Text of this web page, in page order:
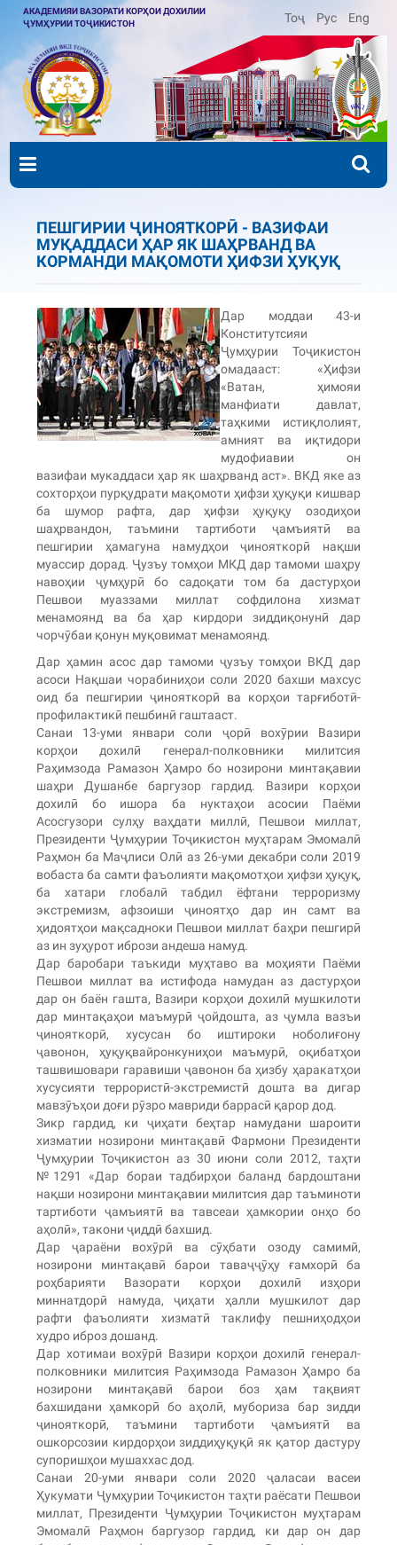
АКАДЕМИЯИ ВАЗОРАТИ КОРҲОИ ДОХИЛИИ
ҶУМҲУРИИ ТОҶИКИСТОН
Тоҷ Рус Eng
ПЕШГИРИИ ҶИНОЯТКОРӢ - ВАЗИФАИ
МУҚАДДАСИ ҲАР ЯК ШАҲРВАНД ВА
КОРМАНДИ МАҚОМОТИ ҲИФЗИ ҲУҚУҚ
Дар моддаи 43-и
Конститутсияи
Ҷумҳурии Тоҷикистон
омадааст: «Ҳифзи
«Ватан, ҳимояи
манфиати давлат,
таҳкими истиқлолият,
амният ва иқтидори
мудофиавии он
вазифаи мукаддаси ҳар як шаҳрванд аст». ВКД яке аз
сохторҳои пурқудрати мақомоти ҳифзи ҳуқуқи кишвар
ба шумор рафта, дар ҳифзи ҳуқуқу озодиҳои
шаҳрвандон, таъмини тартиботи ҷамъиятӣ ва
пешгирии ҳамагуна намудҳои ҷинояткорӣ нақши
муассир дорад. Ҷузъу томҳои МКД дар тамоми шаҳру
навоҳии ҷумҳурӣ бо садоқати том ба дастурҳои
Пешвои муаззами миллат софдилона хизмат
менамоянд ва ба ҳар кирдори зиддиқонунӣ дар
чорчӯбаи қонун муқовимат менамоянд.
Дар ҳамин асос дар тамоми ҷузъу томҳои ВКД дар
асоси Нақшаи чорабиниҳои соли 2020 бахши махсус
оид ба пешгирии ҷинояткорӣ ва корҳои тарғиботӣ-
профилактикӣ пешбинӣ гаштааст.
Санаи 13-уми январи соли ҷорӣ вохӯрии Вазири
корҳои дохилӣ генерал-полковники милитсия
Раҳимзода Рамазон Ҳамро бо нозирони минтақавии
шаҳри Душанбе баргузор гардид. Вазири корҳои
дохилӣ бо ишора ба нуктаҳои асосии Паёми
Асосгузори сулҳу ваҳдати миллӣ, Пешвои миллат,
Президенти Ҷумҳурии Тоҷикистон муҳтарам Эмомалӣ
Раҳмон ба Маҷлиси Олӣ аз 26-уми декабри соли 2019
вобаста ба самти фаъолияти мақомотҳои ҳифзи ҳуқуқ,
ба хатари глобалӣ табдил ёфтани терроризму
экстремизм, афзоиши ҷиноятҳо дар ин самт ва
ҳидоятҳои мақсадноки Пешвои миллат баҳри пешгирӣ
аз ин зуҳурот ибрози андеша намуд.
Дар баробари таъкиди муҳтаво ва моҳияти Паёми
Пешвои миллат ва истифода намудан аз дастурҳои
дар он баён гашта, Вазири корҳои дохилӣ мушкилоти
дар минтақаҳои маъмурӣ ҷойдошта, аз ҷумла вазъи
ҷинояткорӣ, хусусан бо иштироки ноболиғону
ҷавонон, ҳуқуқвайронкуниҳои маъмурӣ, оқибатҳои
ташвишовари гаравиши ҷавонон ба ҳизбу ҳаракатҳои
хусусияти террористӣ-экстремистӣ дошта ва дигар
мавзӯъҳои доғи рӯзро мавриди баррасӣ қарор дод.
Зикр гардид, ки ҷиҳати беҳтар намудани шароити
хизматии нозирони минтақавӣ Фармони Президенти
Ҷумҳурии Тоҷикистон аз 30 июни соли 2012, таҳти
№1291 «Дар бораи тадбирҳои баланд бардоштани
нақши нозирони минтақавии милитсия дар таъминоти
тартиботи ҷамъиятӣ ва тавсеаи ҳамкории онҳо бо
аҳолӣ», такони ҷиддӣ бахшид.
Дар ҷараёни вохӯрӣ ва сӯҳбати озоду самимӣ,
нозирони минтақавӣ барои таваҷҷӯҳу ғамхорӣ ба
роҳбарияти Вазорати корҳои дохилӣ изҳори
миннатдорӣ намуда, ҷиҳати ҳалли мушкилот дар
рафти фаъолияти хизматӣ таклифу пешниҳодҳои
худро иброз дошанд.
Дар хотимаи вохӯрӣ Вазири корҳои дохилӣ генерал-
полковники милитсия Раҳимзода Рамазон Ҳамро ба
нозирони минтақавӣ барои боз ҳам тақвият
бахшидани ҳамкорӣ бо аҳолӣ, мубориза бар зидди
ҷинояткорӣ, таъмини тартиботи ҷамъиятӣ ва
ошкорсозии кирдорҳои зиддиҳуқуқӣ як қатор дастуру
супоришҳои мушаххас дод.
Санаи 20-уми январи соли 2020 ҷаласаи васеи
Ҳукумати Ҷумҳурии Тоҷикистон таҳти раёсати Пешвои
миллат, Президенти Ҷумҳурии Тоҷикистон муҳтарам
Эмомалӣ Раҳмон баргузор гардид, ки дар он дар